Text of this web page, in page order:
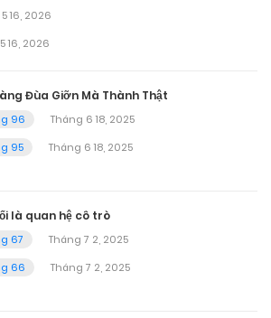
16, 2026
16, 2026
Đùa Giỡn Mà Thành Thật
96
Tháng 6 18, 2025
95
Tháng 6 18, 2025
là quan hệ cô trò
67
Tháng 7 2, 2025
66
Tháng 7 2, 2025